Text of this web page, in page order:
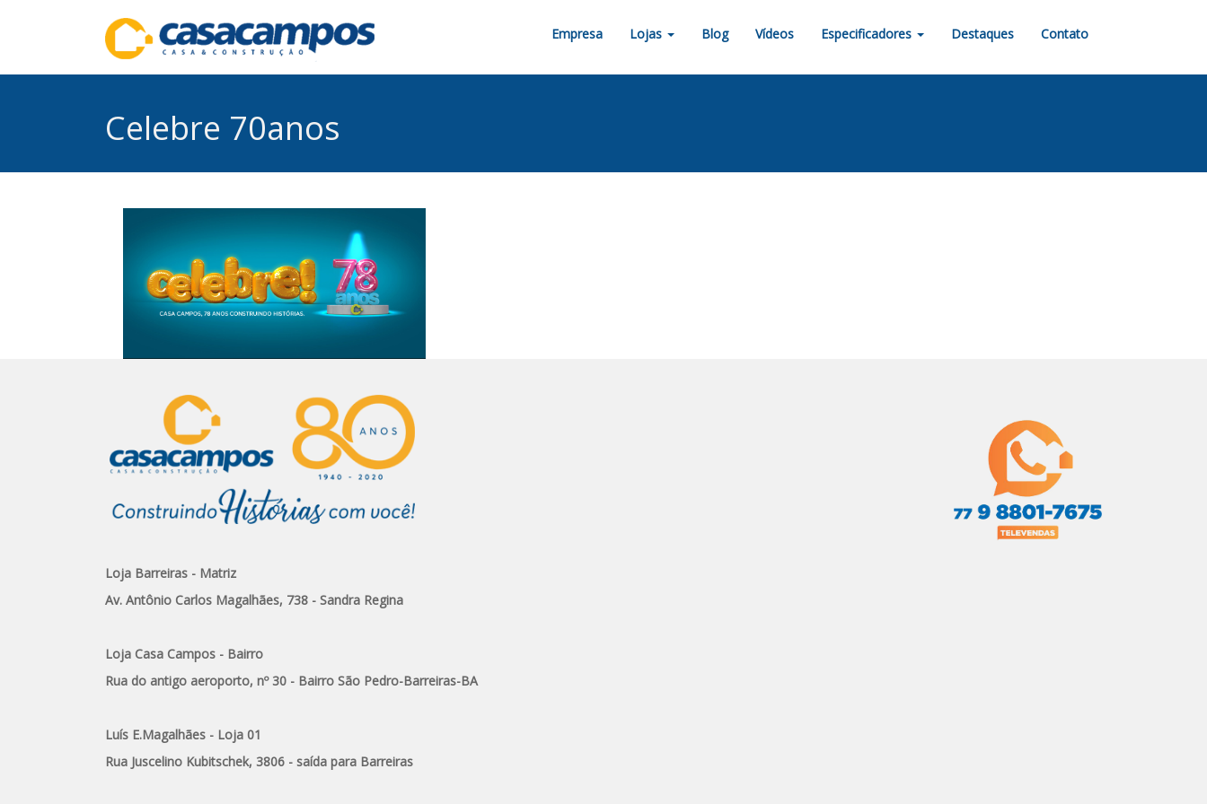
Empresa Lojas Blog Vídeos Especificadores Destaques Contato
Celebre 70anos
Loja Barreiras - Matriz
Av. Antônio Carlos Magalhães, 738 - Sandra Regina
Loja Casa Campos - Bairro
Rua do antigo aeroporto, nº 30 - Bairro São Pedro-Barreiras-BA
Luís E.Magalhães - Loja 01
Rua Juscelino Kubitschek, 3806 - saída para Barreiras